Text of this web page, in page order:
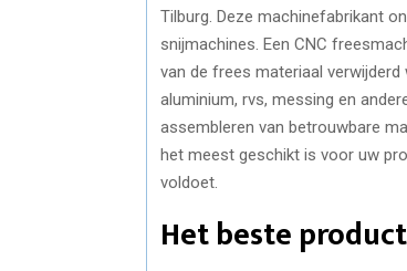
Tilburg. Deze machinefabrikant
snijmachines. Een CNC
van de frees materiaal
aluminium, rvs, messing en
assembleren van betrouwbare
het meest geschikt is voor uw
voldoet.
Het beste